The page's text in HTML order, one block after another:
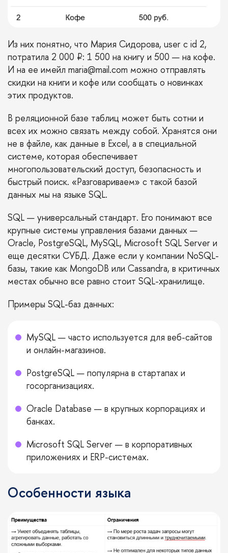
Из них понятно, что Мария Сидорова, user c id 2,
потратила 2 000 ₽: 1 500 на книгу и 500 — на кофе.
И на ее имейл maria@mail.com можно отправлять
скидки на книги и кофе или сообщать о новинках
этих продуктов.
В реляционной базе таблиц может быть сотни и
всех их можно связать между собой. Хранятся они
не в файле, как данные в Excel, а в специальной
системе, которая обеспечивает
многопользовательский доступ, безопасность и
быстрый поиск. «Разговариваем» с такой базой
данных мы на языке SQL.
SQL — универсальный стандарт. Его понимают все
крупные системы управления базами данных —
Oracle, PostgreSQL, MySQL, Microsoft SQL Server и
еще десятки СУБД. Даже если у компании NoSQL-
базы, такие как MongoDB или Cassandra, в критичных
местах обычно все равно стоит SQL-хранилище.
Примеры SQL-баз данных:
MySQL — часто используется для веб-сайтов
и онлайн-магазинов.
PostgreSQL — популярна в стартапах и
госорганизациях.
Oracle Database — в крупных корпорациях и
банках.
Microsoft SQL Server — в корпоративных
приложениях и ERP-системах.
Особенности языка